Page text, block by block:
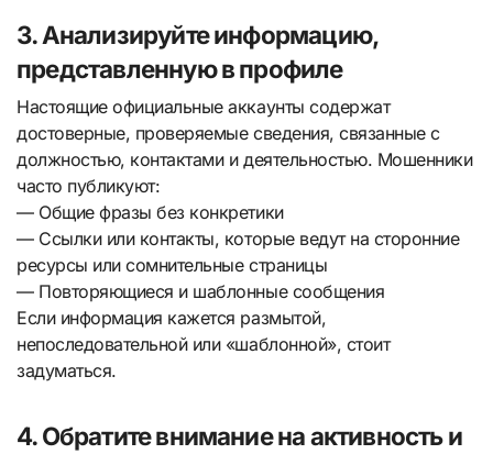
3. Анализируйте информацию,
представленную в профиле
Настоящие официальные аккаунты содержат
достоверные, проверяемые сведения, связанные с
должностью, контактами и деятельностью. Мошенники
часто публикуют:
— Общие фразы без конкретики
— Ссылки или контакты, которые ведут на сторонние
ресурсы или сомнительные страницы
— Повторяющиеся и шаблонные сообщения
Если информация кажется размытой,
непоследовательной или «шаблонной», стоит
задуматься.
4. Обратите внимание на активность и